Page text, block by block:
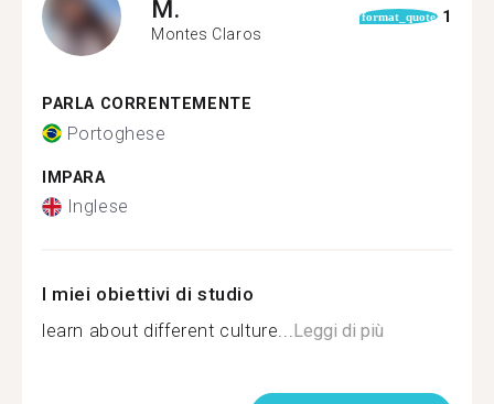
M.
Montes Claros
format_quote 1
PARLA CORRENTEMENTE
Portoghese
IMPARA
Inglese
I miei obiettivi di studio
learn about different culture...Leggi di più